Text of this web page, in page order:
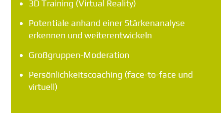
3D Training (Virtual Reality)
Potentiale anhand einer Stärkenanalyse
erkennen und weiterentwickeln
Großgruppen-Moderation
Persönlichkeitscoaching (face-to-face und
virtuell)